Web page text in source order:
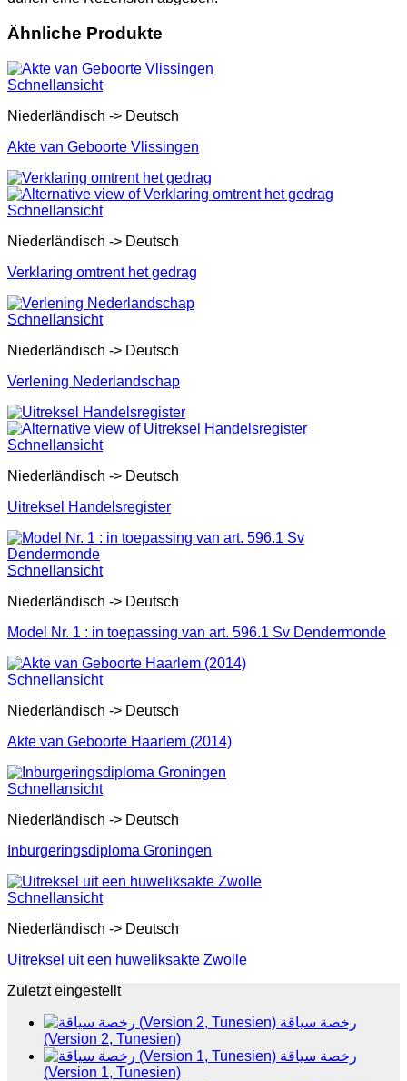
Ähnliche Produkte
Schnellansicht
Niederländisch -> Deutsch
Akte van Geboorte Vlissingen
Schnellansicht
Niederländisch -> Deutsch
Verklaring omtrent het gedrag
Schnellansicht
Niederländisch -> Deutsch
Verlening Nederlandschap
Schnellansicht
Niederländisch -> Deutsch
Uitreksel Handelsregister
Schnellansicht
Niederländisch -> Deutsch
Model Nr. 1 : in toepassing van art. 596.1 Sv Dendermonde
Schnellansicht
Niederländisch -> Deutsch
Akte van Geboorte Haarlem (2014)
Schnellansicht
Niederländisch -> Deutsch
Inburgeringsdiploma Groningen
Schnellansicht
Niederländisch -> Deutsch
Uitreksel uit een huweliksakte Zwolle
Zuletzt eingestellt
رخصة سياقة
(Version 2, Tunesien)
رخصة سياقة
(Version 1, Tunesien)